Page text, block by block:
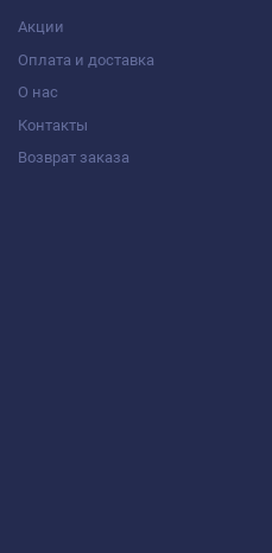
Акции
Оплата и доставка
О нас
Контакты
Возврат заказа